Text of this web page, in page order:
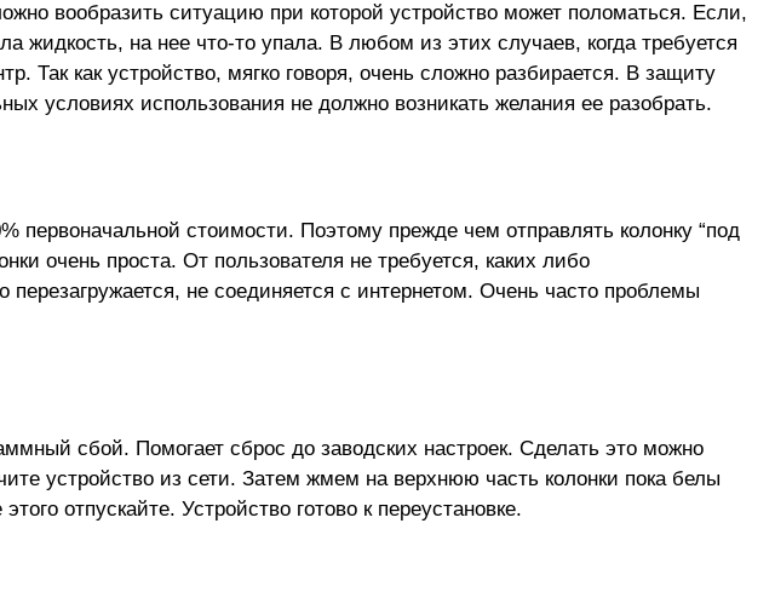
вообразить ситуацию при которой устройство может поломаться. Если,
жидкость, на нее что-то упала. В любом из этих случаев, когда требуется
Так как устройство, мягко говоря, очень сложно разбирается. В защиту
условиях использования не должно возникать желания ее разобрать.
первоначальной стоимости. Поэтому прежде чем отправлять колонку “под
очень проста. От пользователя не требуется, каких либо
не соединяется с интернетом. Очень часто проблемы
сбой. Помогает сброс до заводских настроек. Сделать это можно
устройство из сети. Затем жмем на верхнюю часть колонки пока белы
отпускайте. Устройство готово к переустановке.